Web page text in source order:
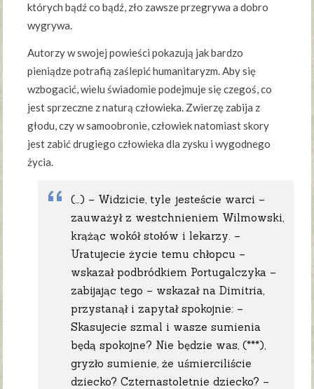
których bądź co bądź, zło zawsze przegrywa a dobro
wygrywa.
Autorzy w swojej powieści pokazują jak bardzo
pieniądze potrafią zaślepić humanitaryzm. Aby się
wzbogacić, wielu świadomie podejmuje się czegoś, co
jest sprzeczne z naturą człowieka. Zwierzę zabija z
głodu, czy w samoobronie, człowiek natomiast skory
jest zabić drugiego człowieka dla zysku i wygodnego
życia.
(…) – Widzicie, tyle jesteście warci –
zauważył z westchnieniem Wilmowski,
krążąc wokół stołów i lekarzy. –
Uratujecie życie temu chłopcu –
wskazał podbródkiem Portugalczyka –
zabijając tego – wskazał na Dimitria,
przystanął i zapytał spokojnie: –
Skasujecie szmal i wasze sumienia
będą spokojne? Nie będzie was, (***),
gryzło sumienie, że uśmierciliście
dziecko? Czternastoletnie dziecko? –